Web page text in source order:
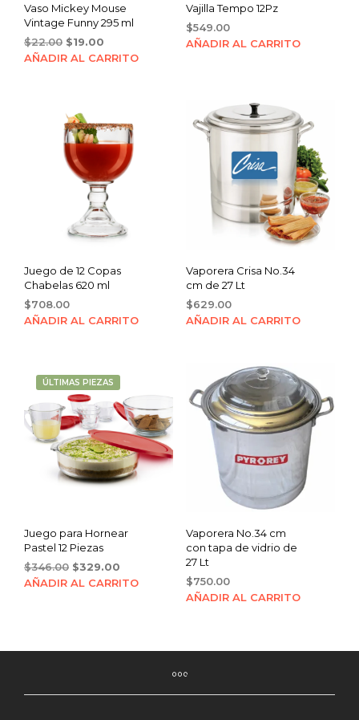
Vaso Mickey Mouse
Vintage Funny 295 ml
$22.00 Original
price
$19.00
price
AÑADIR AL CARRITO
Vajilla Tempo 12Pz
$549.00
AÑADIR AL CARRITO
Juego de 12 Copas
Chabelas 620 ml
$708.00
AÑADIR AL CARRITO
Vaporera Crisa No.34
cm de 27 Lt
$629.00
AÑADIR AL CARRITO
ÚLTIMAS PIEZAS
Juego para Hornear
Pastel 12 Piezas
$346.00 Original
price
$329.00
price
AÑADIR AL CARRITO
Vaporera No.34 cm
con tapa de vidrio de
27 Lt
$750.00
AÑADIR AL CARRITO